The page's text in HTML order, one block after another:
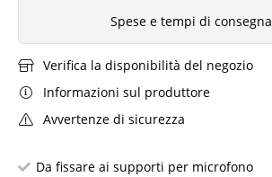
Da fissare ai supporti per microfono
Spese e tempi di consegna
Verifica la disponibilità del negozio
Informazioni sul produttore
Avvertenze di sicurezza